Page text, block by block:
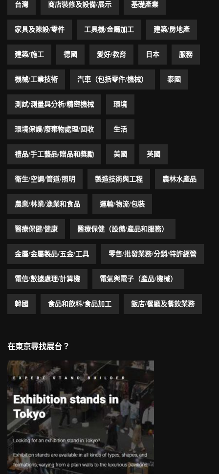
台灣 商店裝修及設備/展示 基礎產業
家具及陳設/零件 工具機/金屬加工 建築/房地產
建築/施工 德國 愛好/教育 日本 服務
機械/工業技術 汽車（包括零件/機械） 泰國
測試/測量與分析/精密機械 環境
環境保護/廢棄物處理/回收 生活
禮品/手工藝品/贈品和獎勵 美國 英國
衛生/空調/管道/照明 製造技術與工程 農林水產品
農業/林業/漁業和食品 運輸/物流/包裝
醫療保健/健康 醫療保健（設備/產品和服務）
金屬/金屬製品/五金/工具 零售/批發業務/分銷/特許經營
電信/數據處理/計算機 電氣與電子（產品/機械）
韓國 食品和飲料/食品加工 飯店/餐廳及餐飲業務
在東京尋找展台？